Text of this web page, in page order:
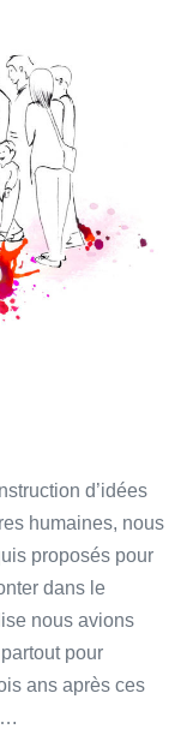
d’idées
humaines, nous
proposés pour
dans le
nous avions
pour
ans après ces